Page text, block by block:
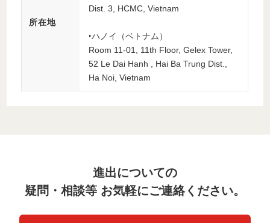
所在地
Dist. 3, HCMC, Vietnam
‣ハノイ（ベトナム）
Room 11-01, 11th Floor, Gelex Tower,
52 Le Dai Hanh , Hai Ba Trung Dist.,
Ha Noi, Vietnam
進出についての
疑問・相談等 お気軽にご連絡ください。